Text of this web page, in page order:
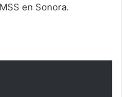
en Sonora.